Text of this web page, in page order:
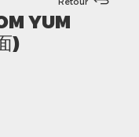
YUM
)